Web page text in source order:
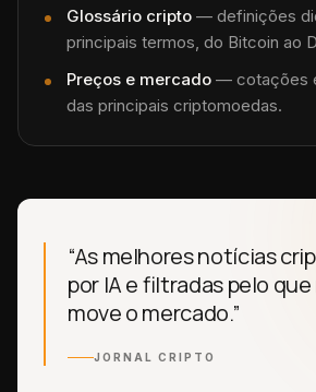
Glossário cripto — definições
principais termos, do Bitcoin ao
Preços e mercado — cotações
das principais criptomoedas.
“As melhores notícias
por IA e filtradas pelo
move o mercado.”
JORNAL CRIPTO